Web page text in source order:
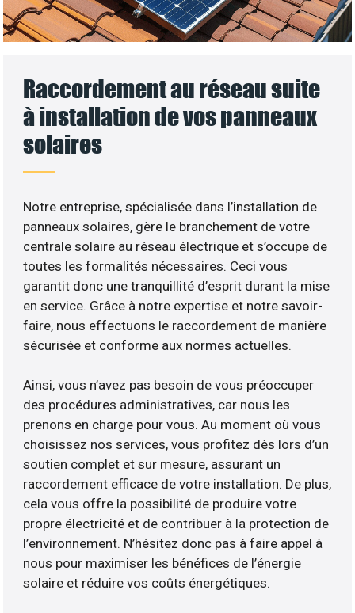
Raccordement au réseau suite
à installation de vos panneaux
solaires
Notre entreprise, spécialisée dans l’installation de
panneaux solaires, gère le branchement de votre
centrale solaire au réseau électrique et s’occupe de
toutes les formalités nécessaires. Ceci vous
garantit donc une tranquillité d’esprit durant la mise
en service. Grâce à notre expertise et notre savoir-
faire, nous effectuons le raccordement de manière
sécurisée et conforme aux normes actuelles.
Ainsi, vous n’avez pas besoin de vous préoccuper
des procédures administratives, car nous les
prenons en charge pour vous. Au moment où vous
choisissez nos services, vous profitez dès lors d’un
soutien complet et sur mesure, assurant un
raccordement efficace de votre installation. De plus,
cela vous offre la possibilité de produire votre
propre électricité et de contribuer à la protection de
l’environnement. N’hésitez donc pas à faire appel à
nous pour maximiser les bénéfices de l’énergie
solaire et réduire vos coûts énergétiques.